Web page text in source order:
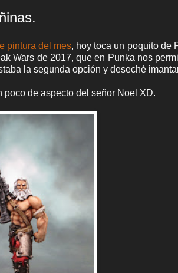
pintura del mes, hoy toca un poquito de
Wars de 2017, que en Punka nos
la segunda opción y deseché
de aspecto del señor Noel XD.